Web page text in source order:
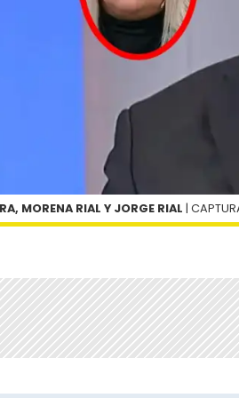
MORENA RIAL Y JORGE RIAL |